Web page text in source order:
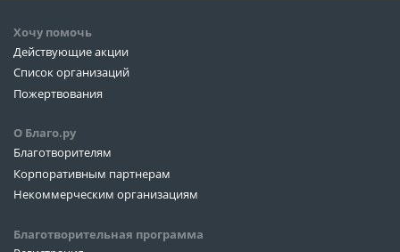
Хочу помочь
Действующие акции
Список организаций
Пожертвования
О Благо.ру
Благотворителям
Корпоративным партнерам
Некоммерческим организациям
Благотворительная программа